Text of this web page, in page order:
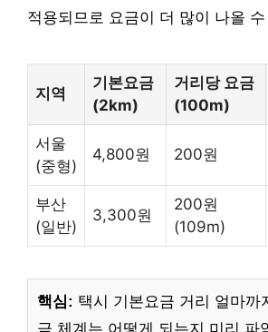
적용되므로 요금이 더 많이 나올
지역
기본요금
(2km)
거리당 요금
(100m)
서울
(중형)
4,800원 200원
부산
(일반)
3,300원
200원
(109m)
핵심: 택시 기본요금 거리 얼마까